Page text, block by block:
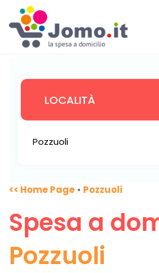
<< Home Page • Pozzuoli
Spesa a
Pozzuoli